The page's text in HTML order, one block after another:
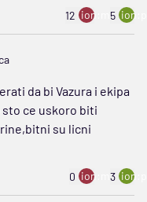
12 ion:minus
5
da bi Vazura i ekipa
sto ce uskoro biti
su licni
0 ion:minus
3